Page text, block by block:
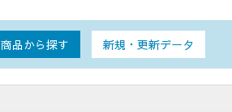
商品から探す 新規・更新データ